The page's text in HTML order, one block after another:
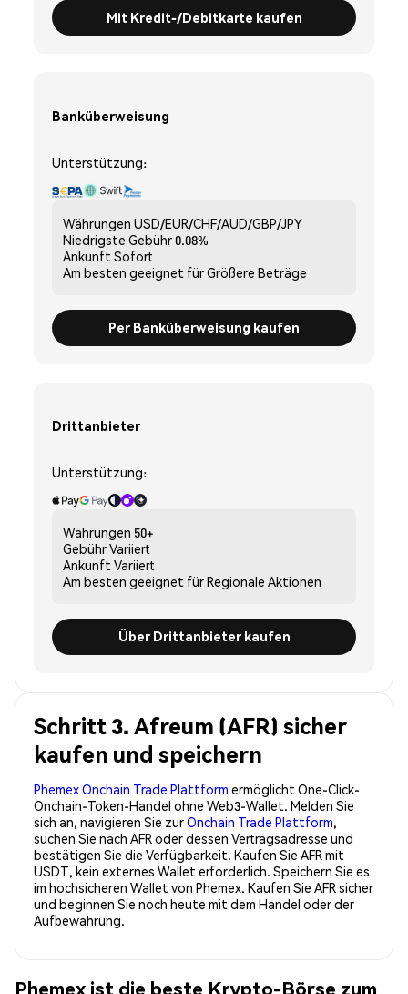
Mit Kredit-/Debitkarte kaufen
Banküberweisung
Unterstützung:
Währungen USD/EUR/CHF/AUD/GBP/JPY
Niedrigste Gebühr0.08%
Ankunft Sofort
Am besten geeignet fürGrößere Beträge
Per Banküberweisung kaufen
Drittanbieter
Unterstützung:
Währungen 50+
GebührVariiert
Ankunft Variiert
Am besten geeignet fürRegionale Aktionen
Über Drittanbieter kaufen
Schritt 3. Afreum (AFR) sicher
kaufen und speichern
Phemex Onchain Trade Plattform ermöglicht One-Click-
Onchain-Token-Handel ohne Web3-Wallet. Melden Sie
sich an, navigieren Sie zurOnchain Trade Plattform,
suchen Sie nach AFR oder dessen Vertragsadresse und
bestätigen Sie die Verfügbarkeit. Kaufen Sie AFR mit
USDT, kein externes Wallet erforderlich. Speichern Sie es
im hochsicheren Wallet von Phemex. Kaufen Sie AFR sicher
und beginnen Sie noch heute mit dem Handel oder der
Aufbewahrung.
Phemex ist die beste Krypto-Börse zum